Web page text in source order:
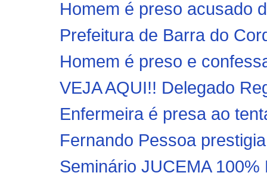
Homem é preso acusado
Prefeitura de Barra do
Homem é preso e
VEJA AQUI!! Delegado
Enfermeira é presa ao
Fernando Pessoa
Seminário JUCEMA